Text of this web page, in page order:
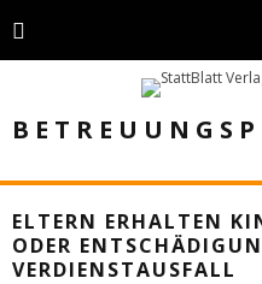
ELTERN ERHALTEN
ODER
VERDIENSTAUSFALL